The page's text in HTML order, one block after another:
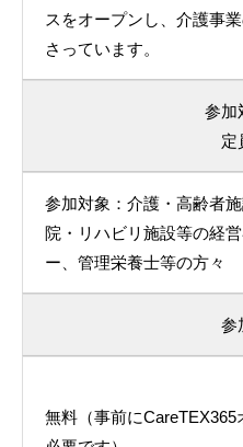
スをオープンし、介護事
さっています。
参加
定
参加対象：介護・高齢者
院・リハビリ施設等の経
ー、管理栄養士等の方々
参
無料（事前に